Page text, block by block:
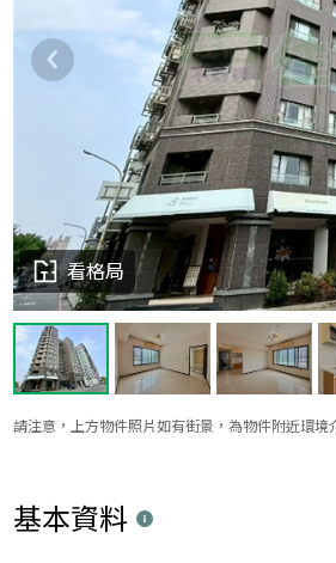
請注意，上方物件照片如有街景，為物件附近環境
看格局
基本資料